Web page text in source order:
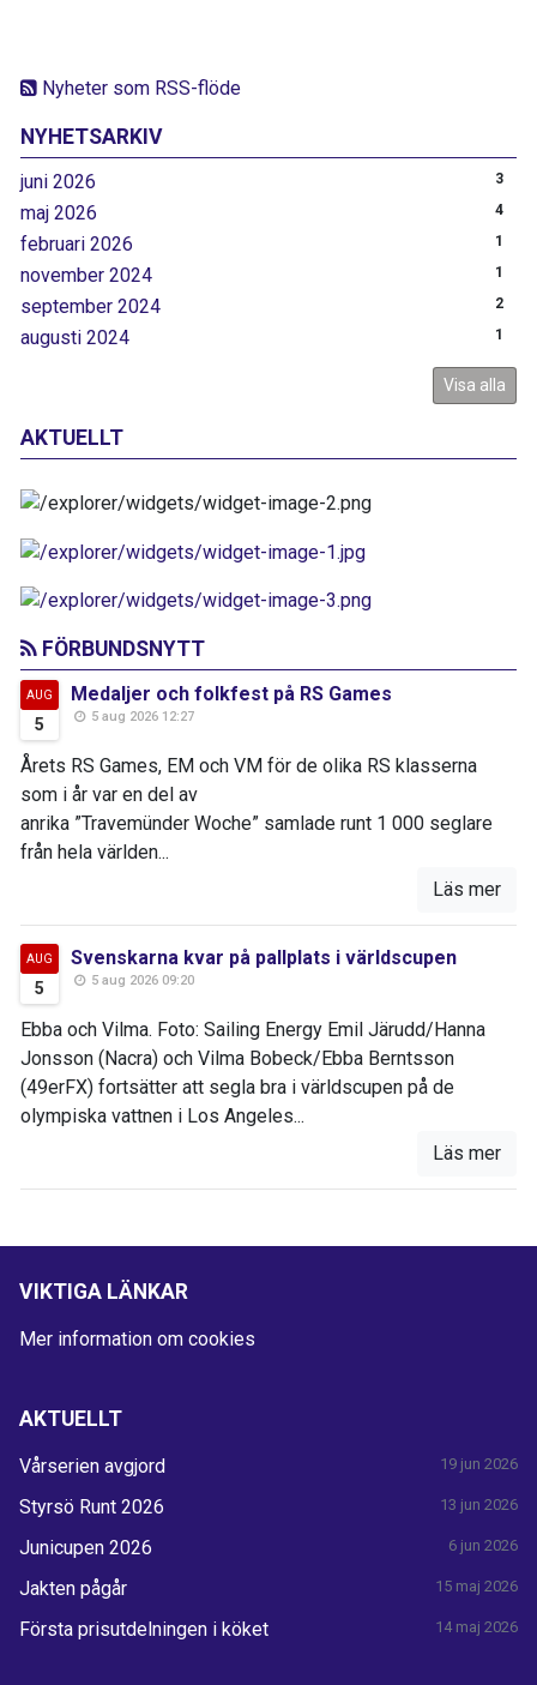
Nyheter som RSS-flöde
NYHETSARKIV
juni 2026 3
maj 2026 4
februari 2026 1
november 2024 1
september 2024 2
augusti 2024 1
Visa alla
AKTUELLT
FÖRBUNDSNYTT
AUG
5
Medaljer och folkfest på RS Games
5 aug 2026 12:27
Årets RS Games, EM och VM för de olika RS klasserna
som i år var en del av
anrika ”Travemünder Woche” samlade runt 1 000 seglare
från hela världen...
Läs mer
AUG
5
Svenskarna kvar på pallplats i världscupen
5 aug 2026 09:20
Ebba och Vilma. Foto: Sailing Energy Emil Järudd/Hanna
Jonsson (Nacra) och Vilma Bobeck/Ebba Berntsson
(49erFX) fortsätter att segla bra i världscupen på de
olympiska vattnen i Los Angeles...
Läs mer
VIKTIGA LÄNKAR
Mer information om cookies
AKTUELLT
Vårserien avgjord 19 jun 2026
Styrsö Runt 2026 13 jun 2026
Junicupen 2026 6 jun 2026
Jakten pågår 15 maj 2026
Första prisutdelningen i köket 14 maj 2026